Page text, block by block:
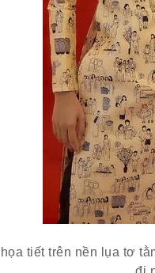
tiết trên nền lụa tơ